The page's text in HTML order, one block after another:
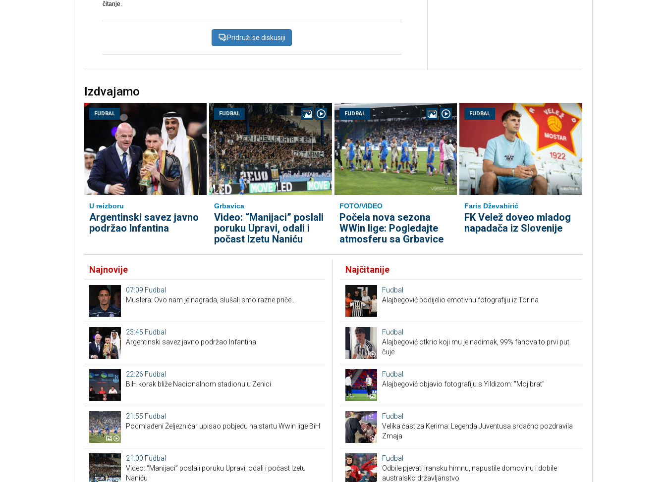
čitanje.
Pridruži se diskusiji
Izdvajamo
FUDBAL
U reizboru
Argentinski savez javno
podržao Infantina
FUDBAL
Grbavica
Video: “Manijaci” poslali
poruku Upravi, odali i
počast Izetu Naniću
FUDBAL
FOTO/VIDEO
Počela nova sezona
WWin lige: Pogledajte
atmosferu sa Grbavice
FUDBAL
Faris Dževahirić
FK Velež doveo mladog
napadača iz Slovenije
Najnovije
07:09 Fudbal
Muslera: Ovo nam je nagrada, slušali smo razne priče...
23:45 Fudbal
Argentinski savez javno podržao Infantina
22:26 Fudbal
BiH korak bliže Nacionalnom stadionu u Zenici
21:55 Fudbal
Podmlađeni Željezničar upisao pobjedu na startu Wwin lige BiH
21:00 Fudbal
Video: “Manijaci” poslali poruku Upravi, odali i počast Izetu
Naniću
Najčitanije
Fudbal
Alajbegović podijelio emotivnu fotografiju iz Torina
Fudbal
Alajbegović otkrio koji mu je nadimak, 99% fanova to prvi put
čuje
Fudbal
Alajbegović objavio fotografiju s Yildizom: "Moj brat"
Fudbal
Velika čast za Kerima: Legenda Juventusa srdačno pozdravila
Zmaja
Fudbal
Odbile pjevati iransku himnu, napustile domovinu i dobile
australsko državljanstvo